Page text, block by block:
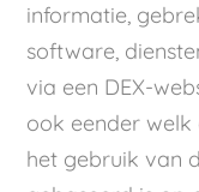
informatie,
software,
via een DEX-
ook eender
het gebruik van